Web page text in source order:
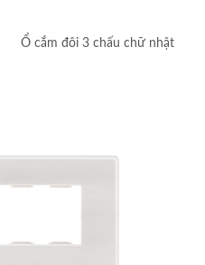
Ổ cắm đôi 3 chấu chữ nhật